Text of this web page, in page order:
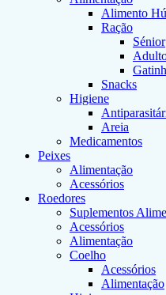
Alimento
Ração
Sénior
Snacks
Higiene
Areia
Medicamentos
Peixes
Alimentação
Acessórios
Roedores
Suplementos
Acessórios
Alimentação
Coelho
Acessórios
Alimentação